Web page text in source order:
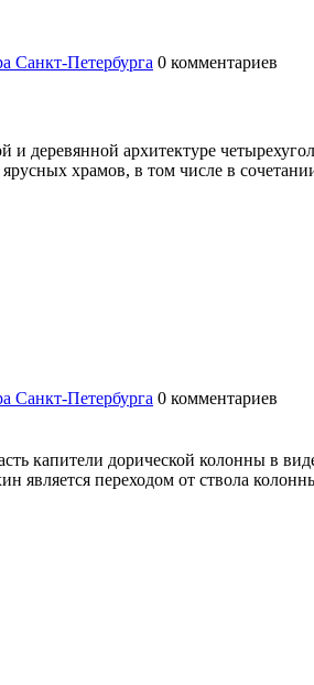
Санкт-Петербурга 0 комментариев
и деревянной архитектуре
храмов, в том числе в
Санкт-Петербурга 0 комментариев
капители дорической колонны в
является переходом от ствола